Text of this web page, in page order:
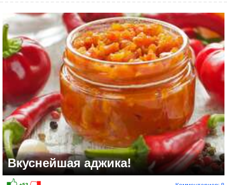
+21
Вкуснейшая аджика!